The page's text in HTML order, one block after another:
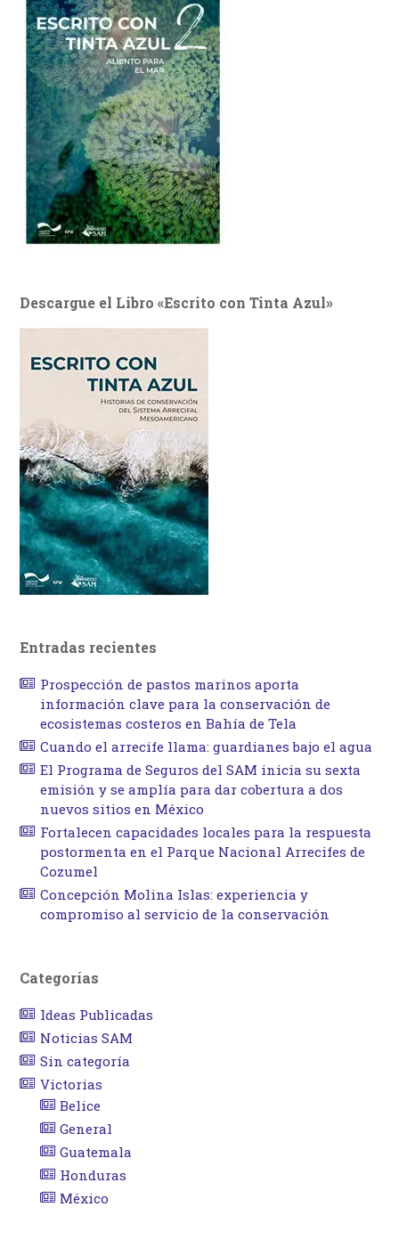
Descargue el Libro «Escrito con Tinta Azul»
Entradas recientes
Prospección de pastos marinos aporta
información clave para la conservación de
ecosistemas costeros en Bahía de Tela
Cuando el arrecife llama: guardianes bajo el agua
El Programa de Seguros del SAM inicia su sexta
emisión y se amplía para dar cobertura a dos
nuevos sitios en México
Fortalecen capacidades locales para la respuesta
postormenta en el Parque Nacional Arrecifes de
Cozumel
Concepción Molina Islas: experiencia y
compromiso al servicio de la conservación
Categorías
Ideas Publicadas
Noticias SAM
Sin categoría
Victorias
Belice
General
Guatemala
Honduras
México